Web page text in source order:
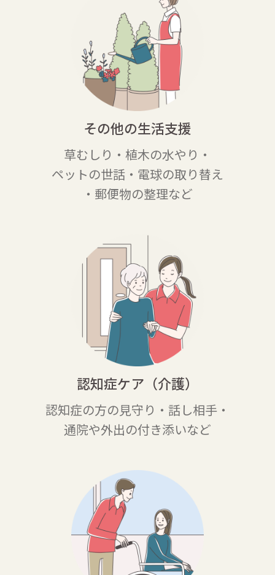
その他の生活支援
草むしり・植木の水やり・
ペットの世話・電球の取り替え
・郵便物の整理など
認知症ケア（介護）
認知症の方の見守り・話し相手・
通院や外出の付き添いなど